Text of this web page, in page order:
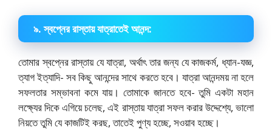
৯. স্বপ্নের রাস্তায় যাত্রাতেই আনন্দ:
তোমার স্বপ্নের রাস্তায় যে যাত্রা, অর্থাৎ তার জন্য যে কাজকর্ম, ধ্যান-যজ্ঞ,
ত্যাগ ইত্যাদি- সব কিছু আনন্দের সাথে করতে হবে। যাত্রা আনন্দময় না হলে
সফলতার সম্ভাবনা কমে যায়। তোমাকে জানতে হবে- তুমি একটা মহান
লক্ষ্যের দিকে এগিয়ে চলেছ, এই রাস্তায় যাত্রা সফল করার উদ্দেশ্যে, ভালো
নিয়তে তুমি যে কাজটিই করছ, তাতেই পুণ্য হচ্ছে, সওয়াব হচ্ছে।